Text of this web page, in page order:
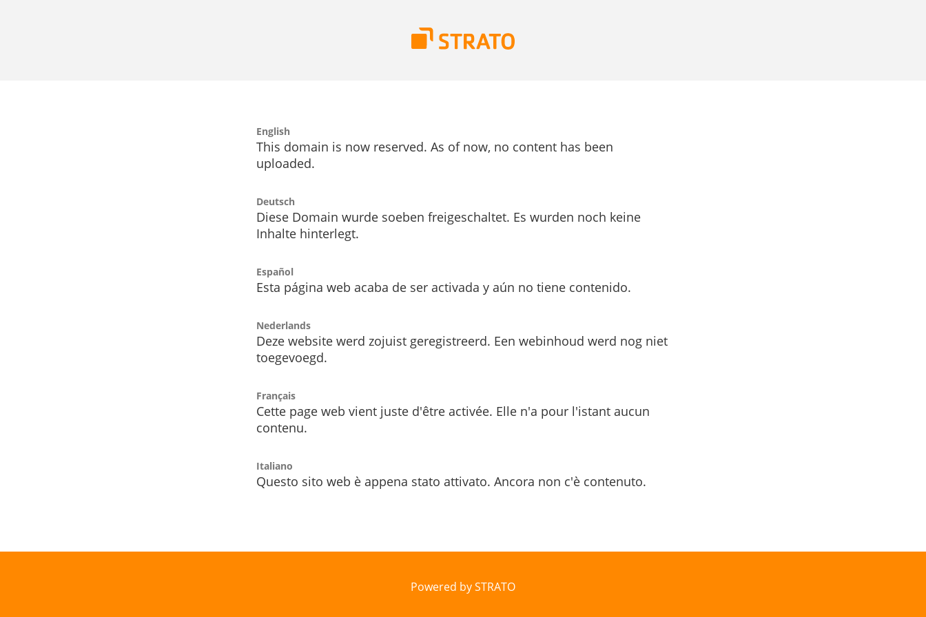
English
This domain is now reserved. As of now, no content has been
uploaded.
Deutsch
Diese Domain wurde soeben freigeschaltet. Es wurden noch keine
Inhalte hinterlegt.
Español
Esta página web acaba de ser activada y aún no tiene contenido.
Nederlands
Deze website werd zojuist geregistreerd. Een webinhoud werd nog niet
toegevoegd.
Français
Cette page web vient juste d'être activée. Elle n'a pour l'istant aucun
contenu.
Italiano
Questo sito web è appena stato attivato. Ancora non c'è contenuto.
Powered by STRATO